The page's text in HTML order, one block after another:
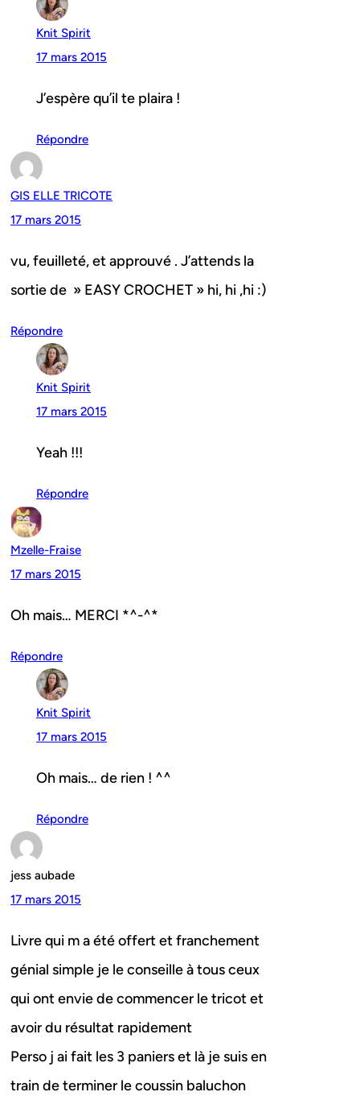
Knit Spirit
17 mars 2015
J’espère qu’il te plaira !
Répondre
GIS ELLE TRICOTE
17 mars 2015
vu, feuilleté, et approuvé . J’attends la
sortie de » EASY CROCHET » hi, hi ,hi :)
Répondre
Knit Spirit
17 mars 2015
Yeah !!!
Répondre
Mzelle-Fraise
17 mars 2015
Oh mais… MERCI *^-^*
Répondre
Knit Spirit
17 mars 2015
Oh mais… de rien ! ^^
Répondre
jess aubade
17 mars 2015
Livre qui m a été offert et franchement
génial simple je le conseille à tous ceux
qui ont envie de commencer le tricot et
avoir du résultat rapidement
Perso j ai fait les 3 paniers et là je suis en
train de terminer le coussin baluchon